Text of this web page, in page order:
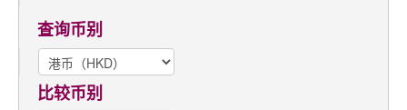
查询币别
比较币别